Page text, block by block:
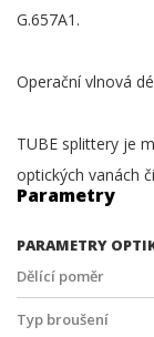
G.657A1.
Operační vlnová
TUBE splittery je
optických vanách
Parametry
PARAMETRY
Dělící poměr
Typ broušení